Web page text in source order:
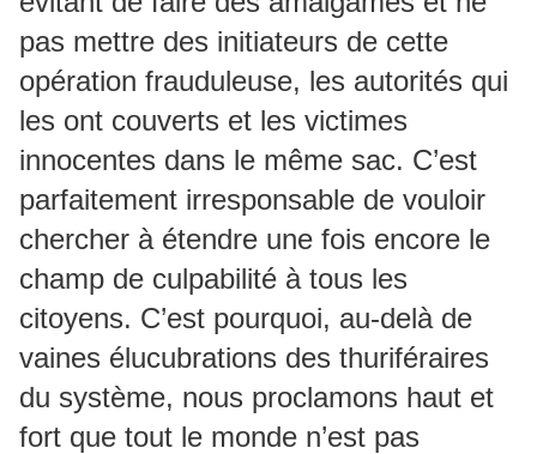
pas mettre des initiateurs de cette
opération frauduleuse, les autorités qui
les ont couverts et les victimes
innocentes dans le même sac. C’est
parfaitement irresponsable de vouloir
chercher à étendre une fois encore le
champ de culpabilité à tous les
citoyens. C’est pourquoi, au-delà de
vaines élucubrations des thuriféraires
du système, nous proclamons haut et
fort que tout le monde n’est pas